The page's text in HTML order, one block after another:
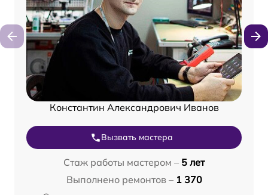
Константин Александрович Иванов
Вызвать мастера
Стаж работы мастером – 5 лет
Выполнено ремонтов – 1 370